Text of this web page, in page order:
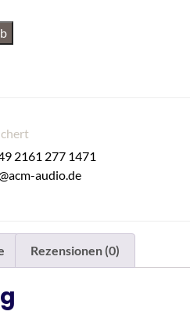
2161 277 1471
audio.de
Rezensionen (0)